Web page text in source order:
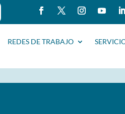
REDES DE TRABAJO